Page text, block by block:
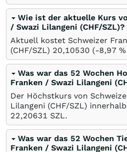
Wie ist der aktuelle Kurs
/ Swazi Lilangeni (CHF/SZL)?
Aktuell kostet Schweizer
(CHF/SZL) 20,10530 (-8,97 %
Was war das 52 Wochen
Franken / Swazi Lilangeni
Der Höchstkurs von
Lilangeni (CHF/SZL)
22,20631 SZL.
Was war das 52 Wochen
Franken / Swazi Lilangeni